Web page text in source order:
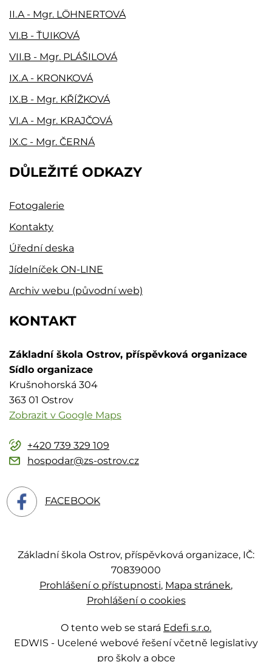
II.A - Mgr. LÖHNERTOVÁ
VI.B - ŤUIKOVÁ
VII.B - Mgr. PLÁŠILOVÁ
IX.A - KRONKOVÁ
IX.B - Mgr. KŘÍŽKOVÁ
VI.A - Mgr. KRAJČOVÁ
IX.C - Mgr. ČERNÁ
DŮLEŽITÉ ODKAZY
Fotogalerie
Kontakty
Úřední deska
Jídelníček ON-LINE
Archiv webu (původní web)
KONTAKT
Základní škola Ostrov, příspěvková organizace
Sídlo organizace
Krušnohorská 304
363 01 Ostrov
Zobrazit v Google Maps
+420 739 329 109
hospodar@zs-ostrov.cz
FACEBOOK
Základní škola Ostrov, příspěvková organizace, IČ:
70839000
Prohlášení o přístupnosti Mapa stránek
Prohlášení o cookies
O tento web se stará Edefi s.r.o.
EDWIS - Ucelené webové řešení včetně legislativy
pro školy a obce